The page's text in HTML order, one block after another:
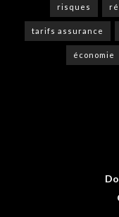
risques
tarifs assurance
économie